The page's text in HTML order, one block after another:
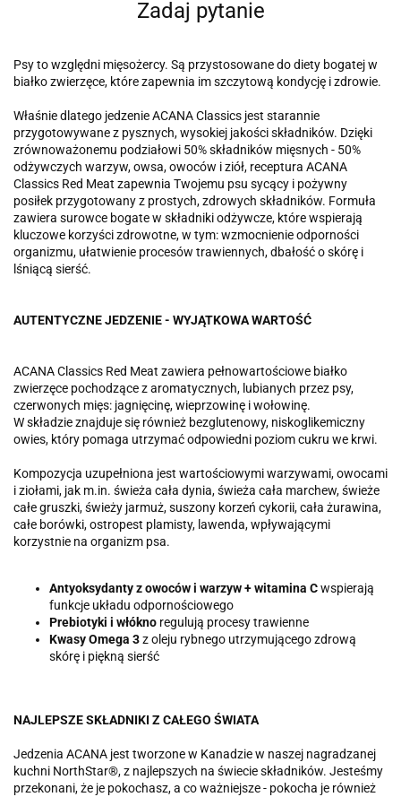
Zadaj pytanie
Psy to względni mięsożercy. Są przystosowane do diety bogatej w
białko zwierzęce, które zapewnia im szczytową kondycję i zdrowie.
Właśnie dlatego jedzenie ACANA Classics jest starannie
przygotowywane z pysznych, wysokiej jakości składników. Dzięki
zrównoważonemu podziałowi 50% składników mięsnych - 50%
odżywczych warzyw, owsa, owoców i ziół, receptura ACANA
Classics Red Meat zapewnia Twojemu psu sycący i pożywny
posiłek przygotowany z prostych, zdrowych składników. Formuła
zawiera surowce bogate w składniki odżywcze, które wspierają
kluczowe korzyści zdrowotne, w tym: wzmocnienie odporności
organizmu, ułatwienie procesów trawiennych, dbałość o skórę i
lśniącą sierść.
AUTENTYCZNE JEDZENIE - WYJĄTKOWA WARTOŚĆ
ACANA Classics Red Meat zawiera pełnowartościowe białko
zwierzęce pochodzące z aromatycznych, lubianych przez psy,
czerwonych mięs: jagnięcinę, wieprzowinę i wołowinę.
W składzie znajduje się również bezglutenowy, niskoglikemiczny
owies, który pomaga utrzymać odpowiedni poziom cukru we krwi.
Kompozycja uzupełniona jest wartościowymi warzywami, owocami
i ziołami, jak m.in. świeża cała dynia, świeża cała marchew, świeże
całe gruszki, świeży jarmuż, suszony korzeń cykorii, cała żurawina,
całe borówki, ostropest plamisty, lawenda, wpływającymi
korzystnie na organizm psa.
Antyoksydanty z owoców i warzyw +witamina Cwspierają
funkcje układu odpornościowego
Prebiotyki i włókno regulują procesy trawienne
Kwasy Omega 3z oleju rybnego utrzymującego zdrową
skórę i piękną sierść
NAJLEPSZE SKŁADNIKI Z CAŁEGO ŚWIATA
Jedzenia ACANA jest tworzone w Kanadzie w naszej nagradzanej
kuchni NorthStar®, z najlepszych na świecie składników. Jesteśmy
przekonani, że je pokochasz, a co ważniejsze - pokocha je również